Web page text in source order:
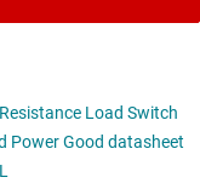
Load Switch
Power Good datasheet